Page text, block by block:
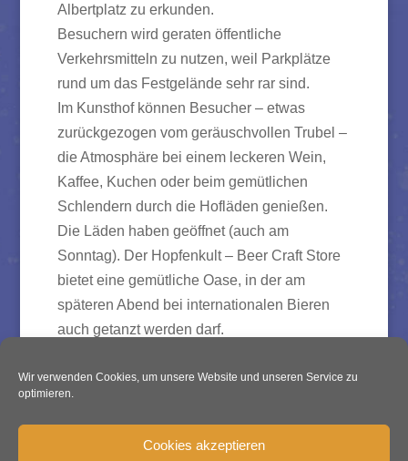
Wir verwenden Cookies, um unsere Website und unseren Service zu
optimieren.
Cookies akzeptieren
Albertplatz zu erkunden.
Besuchern wird geraten öffentliche
Verkehrsmitteln zu nutzen, weil Parkplätze
rund um das Festgelände sehr rar sind.
Im Kunsthof können Besucher – etwas
zurückgezogen vom geräuschvollen Trubel –
die Atmosphäre bei einem leckeren Wein,
Kaffee, Kuchen oder beim gemütlichen
Schlendern durch die Hofläden genießen.
Die Läden haben geöffnet (auch am
Sonntag). Der Hopfenkult – Beer Craft Store
bietet eine gemütliche Oase, in der am
späteren Abend bei internationalen Bieren
auch getanzt werden darf.